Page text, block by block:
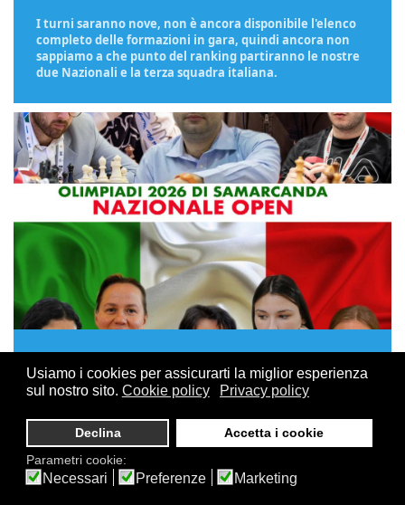
Usiamo i cookies per assicurarti la miglior esperienza
sul nostro sito. Cookie policy Privacy policy
Declina
Accetta i cookie
Parametri cookie:
Necessari Preferenze Marketing
I turni saranno nove, non è ancora disponibile l'elenco
completo delle formazioni in gara, quindi ancora non
sappiamo a che punto del ranking partiranno le nostre
due Nazionali e la terza squadra italiana.
15 GIUGNO, 2026
Olimpiadi di Samarcanda: i convocati delle
due Nazionali azzurre
Sono state diramate le convocazioni per i giocatori che
rappresenteranno l'Italia alle Olimpiadi degli scacchi
2026, in programma a Samarcanda (Uzbekistan) dal 15 al